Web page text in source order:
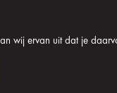
wij ervan uit dat je
Privacy verklaring